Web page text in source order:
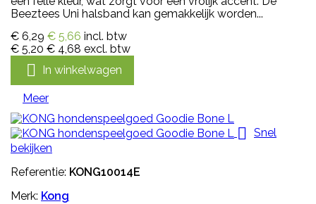
Beeztees Uni halsband kan gemakkelijk worden...
€ 6,29 € 5,66 incl. btw
€ 5,20 € 4,68 excl. btw
 In winkelwagen
Meer

Snel
bekijken
Referentie: KONG10014E
Merk: Kong